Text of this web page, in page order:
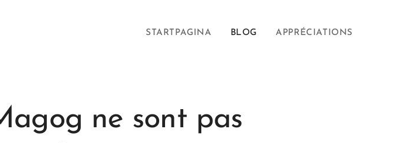
STARTPAGINA BLOG APPRÉCIATIONS
ne sont pas